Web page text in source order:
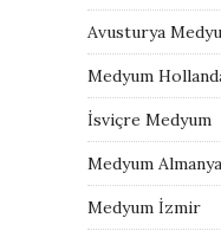
Avusturya
Medyum
İsviçre Medyum
Medyum Almanya
Medyum İzmir